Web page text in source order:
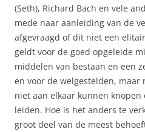
(Seth), Richard Bach en vele
mede naar aanleiding van de
afgevraagd of dit niet een
geldt voor de goed opgeleide
middelen van bestaan en een
en voor de welgestelden,
niet aan elkaar kunnen
leiden. Hoe is het anders te
groot deel van de meest